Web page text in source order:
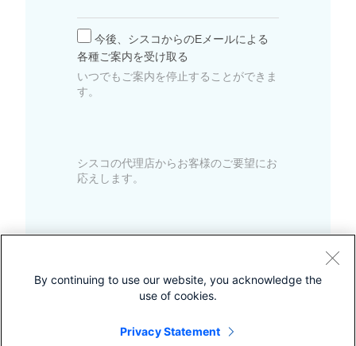
今後、シスコからのEメールによる
各種ご案内を受け取る
いつでもご案内を停止することができま
す。
シスコの代理店からお客様のご要望にお
応えします。
By continuing to use our website, you acknowledge the
use of cookies.
Privacy Statement